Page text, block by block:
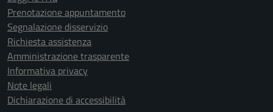
Prenotazione appuntamento
Segnalazione disservizio
Richiesta assistenza
Amministrazione trasparente
Informativa privacy
Note legali
Dichiarazione di accessibilità